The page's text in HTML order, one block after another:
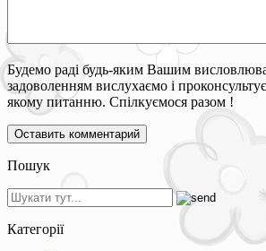
Будемо раді будь-яким Вашим
задоволенням вислухаємо і
якому питанню. Спілкуємося разом !
Пошук
Категорії